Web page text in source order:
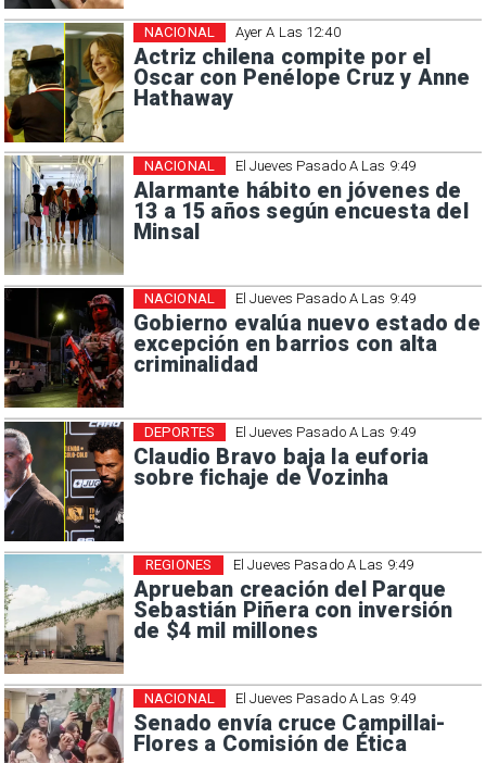
Ayer A Las 12:40
Actriz chilena compite por el
Oscar con Penélope Cruz y Anne
Hathaway
NACIONAL
El Jueves Pasado A Las 9:49
Alarmante hábito en jóvenes de
13 a 15 años según encuesta del
Minsal
NACIONAL
El Jueves Pasado A Las 9:49
Gobierno evalúa nuevo estado de
excepción en barrios con alta
criminalidad
NACIONAL
El Jueves Pasado A Las 9:49
Claudio Bravo baja la euforia
sobre fichaje de Vozinha
DEPORTES
El Jueves Pasado A Las 9:49
Aprueban creación del Parque
Sebastián Piñera con inversión
de $4 mil millones
REGIONES
El Jueves Pasado A Las 9:49
Senado envía cruce Campillai-
Flores a Comisión de Ética
NACIONAL